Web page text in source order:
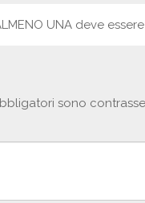
UNA deve
sono